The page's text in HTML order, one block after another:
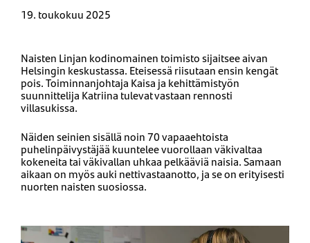
19. toukokuu 2025
Naisten Linjan kodinomainen toimisto sijaitsee aivan
Helsingin keskustassa. Eteisessä riisutaan ensin kengät
pois. Toiminnanjohtaja Kaisa ja kehittämistyön
suunnittelija Katriina tulevat vastaan rennosti
villasukissa.
Näiden seinien sisällä noin 70 vapaaehtoista
puhelinpäivystäjää kuuntelee vuorollaan väkivaltaa
kokeneita tai väkivallan uhkaa pelkääviä naisia. Samaan
aikaan on myös auki nettivastaanotto, ja se on erityisesti
nuorten naisten suosiossa.